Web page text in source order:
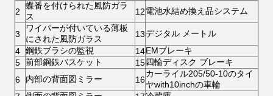
2
蝶番を付けられた風防ガラ
ス
12電池水結め換え品システム
3
ワイパーが付いている薄板
にされた風防ガラス
13デジタル メートル
4 鋼鉄ブラシの監視 14EMブレーキ
5 前部鋼鉄バスケット 15四輪ディスク ブレーキ
6
内部の背面図ミラー 16
カーライル205/50-10のタイ
ヤwith10inchの車輪